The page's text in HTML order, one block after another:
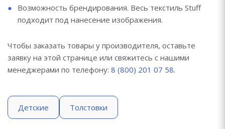
Возможность брендирования. Весь текстиль Stuff
подходит под нанесение изображения.
Чтобы заказать товары у производителя, оставьте
заявку на этой странице или свяжитесь с нашими
менеджерами по телефону: 8 (800) 201 07 58.
Детские Толстовки